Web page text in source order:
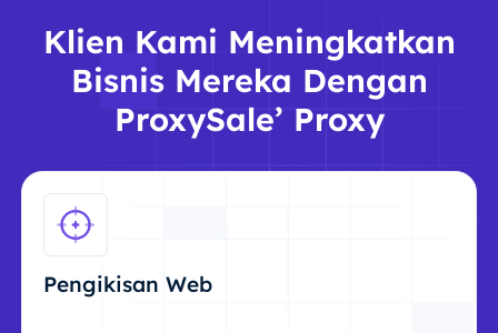
Klien Kami Meningkatkan
Bisnis Mereka Dengan
ProxySale’ Proxy
Pengikisan Web